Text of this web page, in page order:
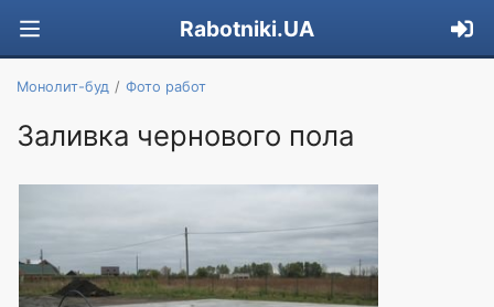
Rabotniki.UA
Монолит-буд Фото работ
Заливка чернового пола